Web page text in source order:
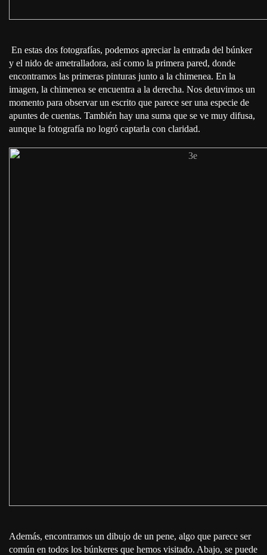
En estas dos fotografías, podemos apreciar la entrada del búnker
y el nido de ametralladora, así como la primera pared, donde
encontramos las primeras pinturas junto a la chimenea. En la
imagen, la chimenea se encuentra a la derecha. Nos detuvimos un
momento para observar un escrito que parece ser una especie de
apuntes de cuentas. También hay una suma que se ve muy difusa,
aunque la fotografía no logró captarla con claridad.
Además, encontramos un dibujo de un pene, algo que parece ser
común en todos los búnkeres que hemos visitado. Abajo, se puede